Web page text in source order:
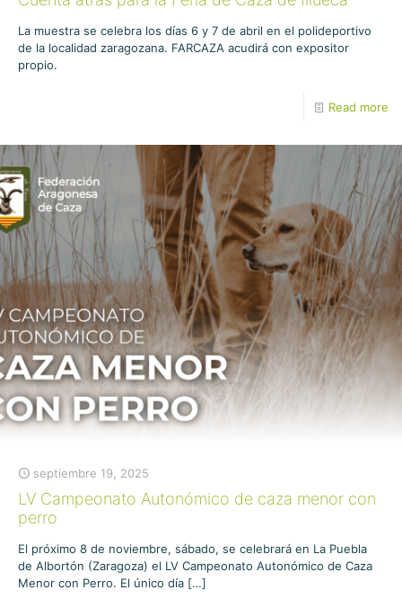
La muestra se celebra los días 6 y 7 de abril en el polideportivo
de la localidad zaragozana. FARCAZA acudirá con expositor
propio.
Read more
septiembre 19, 2025
LV Campeonato Autonómico de caza menor con
perro
El próximo 8 de noviembre, sábado, se celebrará en La Puebla
de Albortón (Zaragoza) el LV Campeonato Autonómico de Caza
Menor con Perro. El único día […]